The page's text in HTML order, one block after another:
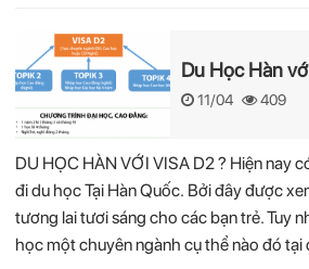
Du Học Hàn
11/04 409
DU HỌC HÀN VỚI VISA D2 ? Hiện nay
đi du học Tại Hàn Quốc. Bởi đây được
tương lai tươi sáng cho các bạn trẻ. Tuy
học một chuyên ngành cụ thể nào đó